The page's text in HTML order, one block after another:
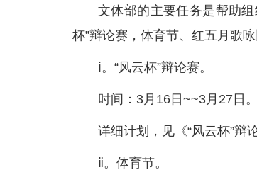
文体部的主要任务是帮助
杯”辩论赛，体育节、红五月歌
ⅰ。“风云杯”辩论赛。
时间：3月16日~~3月27日
详细计划，见《“风云杯”辩
ⅱ。体育节。